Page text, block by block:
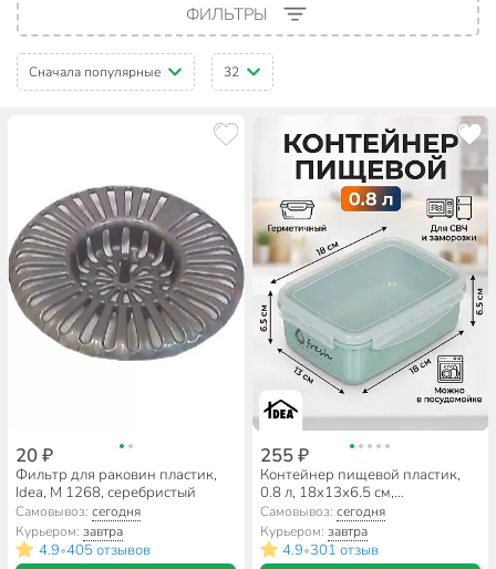
ФИЛЬТРЫ
Сначала популярные 32
20 ₽
Фильтр для раковин пластик,
Idea, М 1268, серебристый
Самовывоз:сегодня
Курьером:завтра
4.9•405 отзывов
255 ₽
Контейнер пищевой пластик,
0.8 л, 18х13х6.5 см,
фисташковый, прямоугольный,
Idea, Фреш, М 1422
Самовывоз: сегодня
Курьером: завтра
4.9•301 отзыв